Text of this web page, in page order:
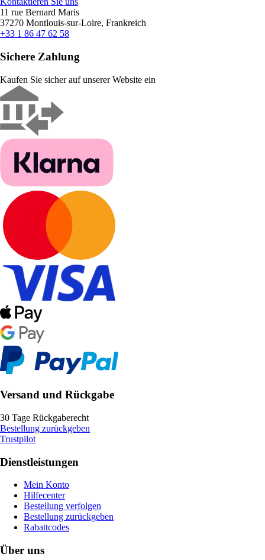
11 rue Bernard Maris
37270 Montlouis-sur-Loire, Frankreich
+33 1 86 47 62 58
Sichere Zahlung
Kaufen Sie sicher auf unserer Website ein
Versand und Rückgabe
30 Tage Rückgaberecht
Bestellung zurückgeben
Trustpilot
Dienstleistungen
Mein Konto
Hilfecenter
Bestellung verfolgen
Bestellung zurückgeben
Rabattcodes
Über uns